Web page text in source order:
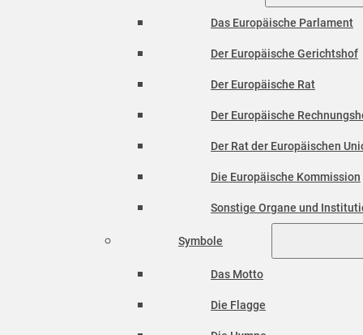
Das Europäische Parlament
Der Europäische Gerichtshof
Der Europäische Rat
Der Europäische
Der Rat der Europäischen
Die Europäische Kommission
Sonstige Organe und
Symbole
Das Motto
Die Flagge